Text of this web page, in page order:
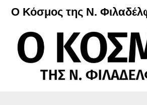
Μετάβαση
περιεχόμενο
Ο Κόσμος της Ν.